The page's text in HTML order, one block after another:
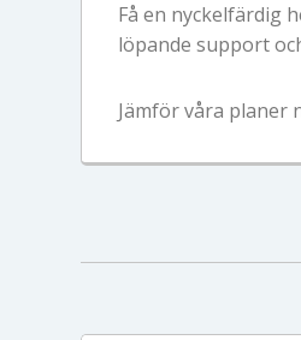
Få en nyckelfärdig
löpande support
Jämför våra planer